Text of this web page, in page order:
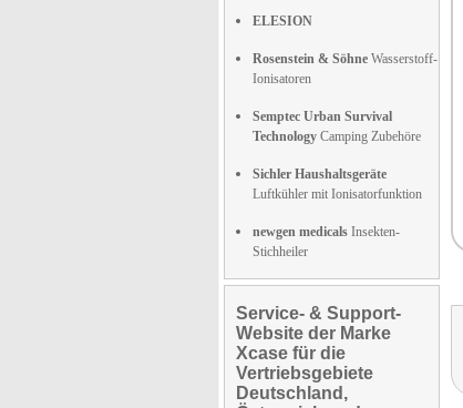
ELESION
Rosenstein & Söhne Wasserstoff-
Ionisatoren
Semptec Urban Survival
Technology Camping Zubehöre
Sichler Haushaltsgeräte
Luftkühler mit Ionisatorfunktion
newgen medicals Insekten-
Stichheiler
Service- & Support-
Website der Marke
Xcase für die
Vertriebsgebiete
Deutschland,